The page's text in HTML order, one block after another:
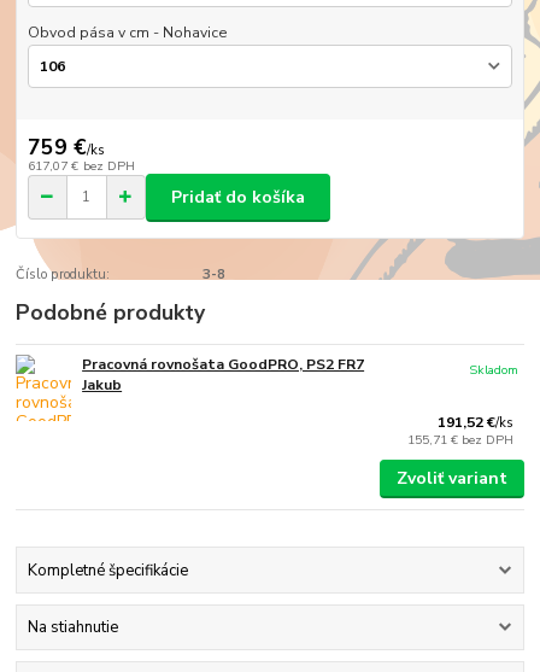
Obvod pása v cm - Nohavice
759 €/ks
617,07 € bez DPH
Pridať do košíka
Číslo produktu: 3-8
Podobné produkty
Pracovná rovnošata GoodPRO, PS2 FR7
Jakub
191,52 €/ks
155,71 € bez DPH
Skladom
Zvoliť variant
Kompletné špecifikácie
Na stiahnutie